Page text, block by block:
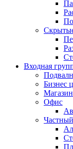
Входная
Бизнес
Офис